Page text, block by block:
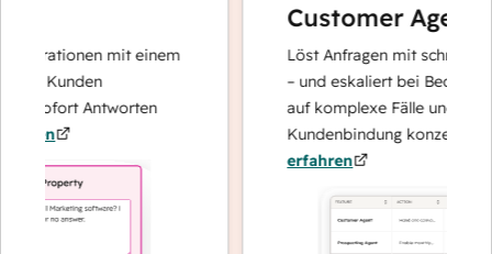
mit einem
Kunden
Antworten
Customer Agent
Löst Anfragen mit schnellen,
– und eskaliert bei Bedarf,
auf komplexe Fälle und den
Kundenbindung konzentrieren
erfahren